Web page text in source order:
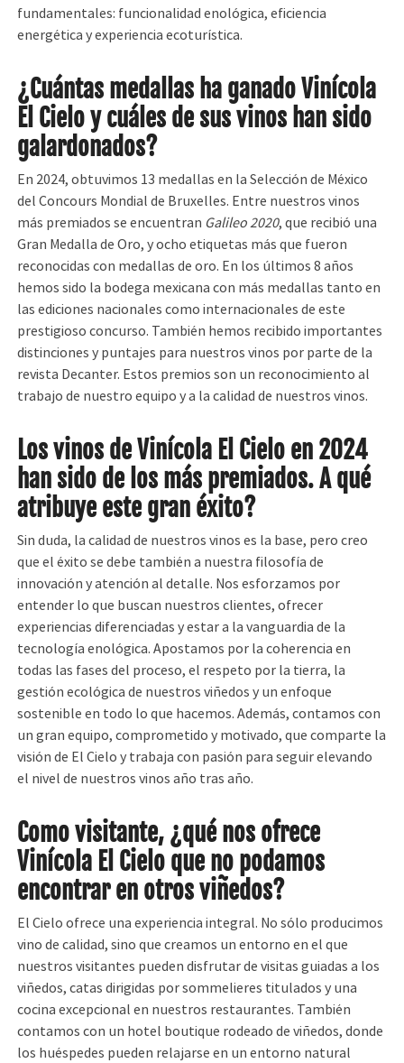
fundamentales: funcionalidad enológica, eficiencia
energética y experiencia ecoturística.
¿Cuántas medallas ha ganado Vinícola
El Cielo y cuáles de sus vinos han sido
galardonados?
En 2024, obtuvimos 13 medallas en la Selección de México
del Concours Mondial de Bruxelles. Entre nuestros vinos
más premiados se encuentran Galileo 2020, que recibió una
Gran Medalla de Oro, y ocho etiquetas más que fueron
reconocidas con medallas de oro. En los últimos 8 años
hemos sido la bodega mexicana con más medallas tanto en
las ediciones nacionales como internacionales de este
prestigioso concurso. También hemos recibido importantes
distinciones y puntajes para nuestros vinos por parte de la
revista Decanter. Estos premios son un reconocimiento al
trabajo de nuestro equipo y a la calidad de nuestros vinos.
Los vinos de Vinícola El Cielo en 2024
han sido de los más premiados. A qué
atribuye este gran éxito?
Sin duda, la calidad de nuestros vinos es la base, pero creo
que el éxito se debe también a nuestra filosofía de
innovación y atención al detalle. Nos esforzamos por
entender lo que buscan nuestros clientes, ofrecer
experiencias diferenciadas y estar a la vanguardia de la
tecnología enológica. Apostamos por la coherencia en
todas las fases del proceso, el respeto por la tierra, la
gestión ecológica de nuestros viñedos y un enfoque
sostenible en todo lo que hacemos. Además, contamos con
un gran equipo, comprometido y motivado, que comparte la
visión de El Cielo y trabaja con pasión para seguir elevando
el nivel de nuestros vinos año tras año.
Como visitante, ¿qué nos ofrece
Vinícola El Cielo que no podamos
encontrar en otros viñedos?
El Cielo ofrece una experiencia integral. No sólo producimos
vino de calidad, sino que creamos un entorno en el que
nuestros visitantes pueden disfrutar de visitas guiadas a los
viñedos, catas dirigidas por sommelieres titulados y una
cocina excepcional en nuestros restaurantes. También
contamos con un hotel boutique rodeado de viñedos, donde
los huéspedes pueden relajarse en un entorno natural